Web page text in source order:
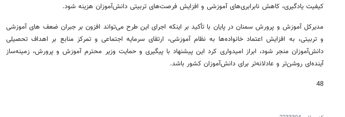
کیفیت یادگیری، کاهش نابرابری‌های آموزشی و افزایش فرصت‌های تربیتی دانش‌آموزان هزینه شود.
مدیرکل آموزش و پرورش سمنان در پایان با تأکید بر اینکه اجرای این طرح می‌تواند افزون بر جبران ضعف های آموزشی
و تربیتی، به افزایش اعتماد خانواده‌ها به نظام آموزشی، ارتقای سرمایه اجتماعی و تمرکز منابع بر اهداف تحصیلی
دانش‌آموزان منجر شود، ابراز امیدواری کرد این پیشنهاد با پیگیری و حمایت وزیر محترم آموزش و پرورش، زمینه‌ساز
آینده‌ای روشن‌تر و عادلانه‌تر برای دانش‌آموزان کشور باشد.
48